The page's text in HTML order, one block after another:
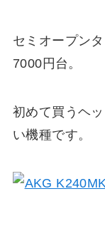
セミオープン
7000円台。
初めて買うヘ
い機種です。